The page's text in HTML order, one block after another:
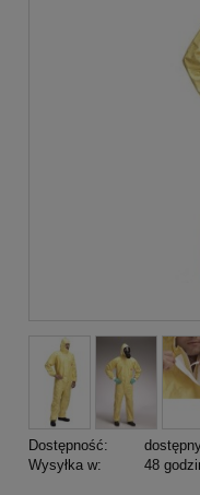
Dostępność:
Wysyłka w:
48